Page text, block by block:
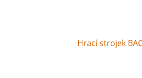
Hrací strojek